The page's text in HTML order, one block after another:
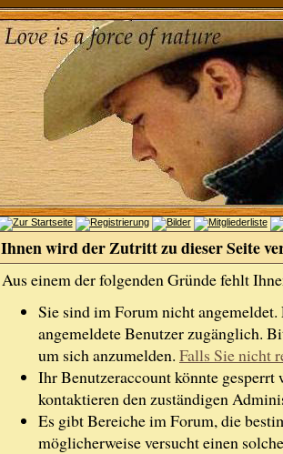
Ihnen wird der Zutritt zu dieser Seite
Aus einem der folgenden Gründe fehlt
Sie sind im Forum nicht
angemeldete Benutzer zugänglich.
um sich anzumelden. Falls Sie nicht
Ihr Benutzeraccount könnte gesperrt
kontaktieren den zuständigen
Es gibt Bereiche im Forum, die
möglicherweise versucht einen